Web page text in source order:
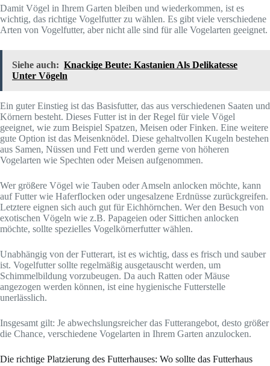
Damit Vögel in Ihrem Garten bleiben und wiederkommen, ist es
wichtig, das richtige Vogelfutter zu wählen. Es gibt viele verschiedene
Arten von Vogelfutter, aber nicht alle sind für alle Vogelarten geeignet.
Siehe auch: Knackige Beute: Kastanien Als Delikatesse
Unter Vögeln
Ein guter Einstieg ist das Basisfutter, das aus verschiedenen Saaten und
Körnern besteht. Dieses Futter ist in der Regel für viele Vögel
geeignet, wie zum Beispiel Spatzen, Meisen oder Finken. Eine weitere
gute Option ist das Meisenknödel. Diese gehaltvollen Kugeln bestehen
aus Samen, Nüssen und Fett und werden gerne von höheren
Vogelarten wie Spechten oder Meisen aufgenommen.
Wer größere Vögel wie Tauben oder Amseln anlocken möchte, kann
auf Futter wie Haferflocken oder ungesalzene Erdnüsse zurückgreifen.
Letztere eignen sich auch gut für Eichhörnchen. Wer den Besuch von
exotischen Vögeln wie z.B. Papageien oder Sittichen anlocken
möchte, sollte spezielles Vogelkörnerfutter wählen.
Unabhängig von der Futterart, ist es wichtig, dass es frisch und sauber
ist. Vogelfutter sollte regelmäßig ausgetauscht werden, um
Schimmelbildung vorzubeugen. Da auch Ratten oder Mäuse
angezogen werden können, ist eine hygienische Futterstelle
unerlässlich.
Insgesamt gilt: Je abwechslungsreicher das Futterangebot, desto größer
die Chance, verschiedene Vogelarten in Ihrem Garten anzulocken.
Die richtige Platzierung des Futterhauses: Wo sollte das Futterhaus